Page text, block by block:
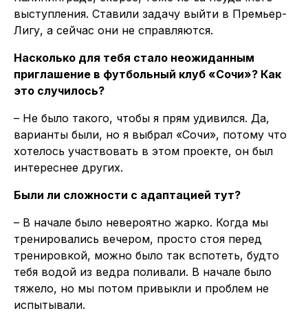
выступления. Ставили задачу выйти в Премьер-
Лигу, а сейчас они не справляются.
Насколько для тебя стало неожиданным
приглашение в футбольный клуб «Сочи»? Как
это случилось?
– Не было такого, чтобы я прям удивился. Да,
варианты были, но я выбрал «Сочи», потому что
хотелось участвовать в этом проекте, он был
интереснее других.
Были ли сложности с адаптацией тут?
– В начале было невероятно жарко. Когда мы
тренировались вечером, просто стоя перед
тренировкой, можно было так вспотеть, будто
тебя водой из ведра поливали. В начале было
тяжело, но мы потом привыкли и проблем не
испытывали.